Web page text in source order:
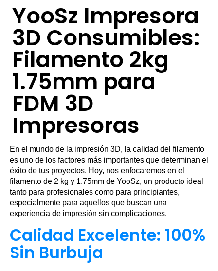
YooSz Impresora
3D Consumibles:
Filamento 2kg
1.75mm para
FDM 3D
Impresoras
En el mundo de la impresión 3D, la calidad del filamento
es uno de los factores más importantes que determinan el
éxito de tus proyectos. Hoy, nos enfocaremos en el
filamento de 2 kg y 1.75mm de YooSz, un producto ideal
tanto para profesionales como para principiantes,
especialmente para aquellos que buscan una
experiencia de impresión sin complicaciones.
Calidad Excelente: 100%
Sin Burbuja